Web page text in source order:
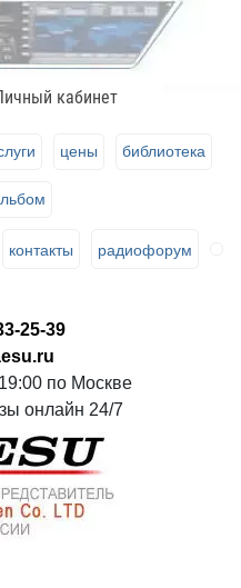
кабинет
цены библиотека
контакты радиофорум
25-39
по Москве
онлайн 24/7